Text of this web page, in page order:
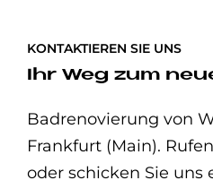
KONTAKTIEREN SIE UNS
Ihr Weg zum
Badrenovierung von
Frankfurt (Main).
oder schicken Sie uns